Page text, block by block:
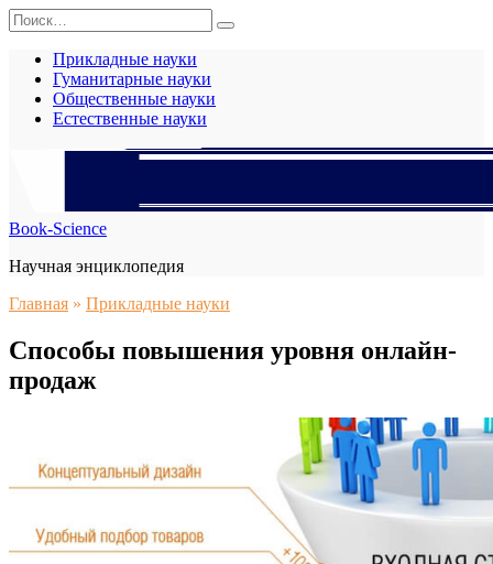
Перейти
к
содержанию
Search
for:
Прикладные науки
Гуманитарные науки
Общественные науки
Естественные науки
Book-Science
Научная энциклопедия
Главная » Прикладные науки
Способы повышения уровня онлайн-
продаж